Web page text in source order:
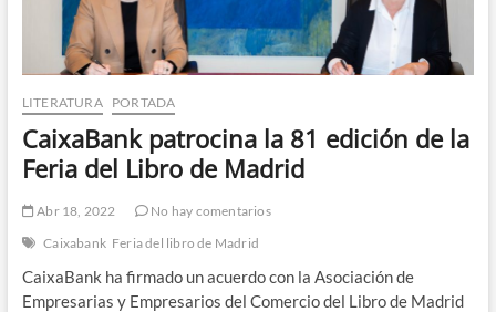
LITERATURA PORTADA
CaixaBank patrocina la 81 edición de la
Feria del Libro de Madrid
Abr 18, 2022
No hay comentarios
Caixabank Feria del libro de Madrid
CaixaBank ha firmado un acuerdo con la Asociación de
Empresarias y Empresarios del Comercio del Libro de Madrid